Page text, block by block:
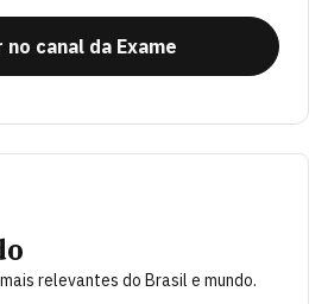
no canal da Exame
relevantes do Brasil e mundo.